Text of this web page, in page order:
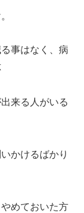
事はなく、病
来る人がいる
かけるばかり
めておいた方